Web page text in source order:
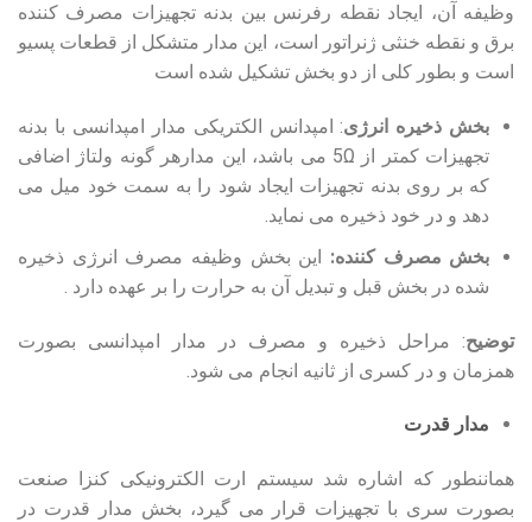
وظیفه آن، ایجاد نقطه رفرنس بین بدنه تجهیزات مصرف کننده
برق و نقطه خنثی ژنراتور است، این مدار متشکل از قطعات پسیو
است و بطور کلی از دو بخش تشکیل شده است
بخش ذخیره انرژی: امپدانس الکتریکی مدار امپدانسی با بدنه
تجهیزات کمتر از 5Ω می باشد، این مدارهر گونه ولتاژ اضافی
که بر روی بدنه تجهیزات ایجاد شود را به سمت خود میل می
دهد و در خود ذخیره می نماید.
بخش مصرف کننده: این بخش وظیفه مصرف انرژی ذخیره
شده در بخش قبل و تبدیل آن به حرارت را بر عهده دارد .
توضیح: مراحل ذخیره و مصرف در مدار امپدانسی بصورت
همزمان و در کسری از ثانیه انجام می شود.
مدار قدرت
هماننطور که اشاره شد سیستم ارت الکترونیکی کنزا صنعت
بصورت سری با تجهیزات قرار می گیرد، بخش مدار قدرت در